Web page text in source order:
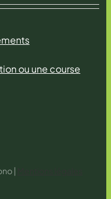
ou une course
|